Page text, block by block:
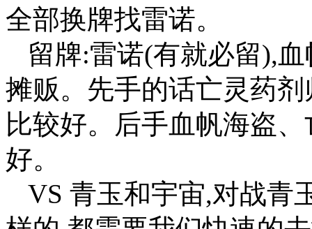
全部换牌找雷诺。
留牌:雷诺(有就必留),
摊贩。先手的话亡灵药
比较好。后手血帆海盗
好。
VS 青玉和宇宙,对战青